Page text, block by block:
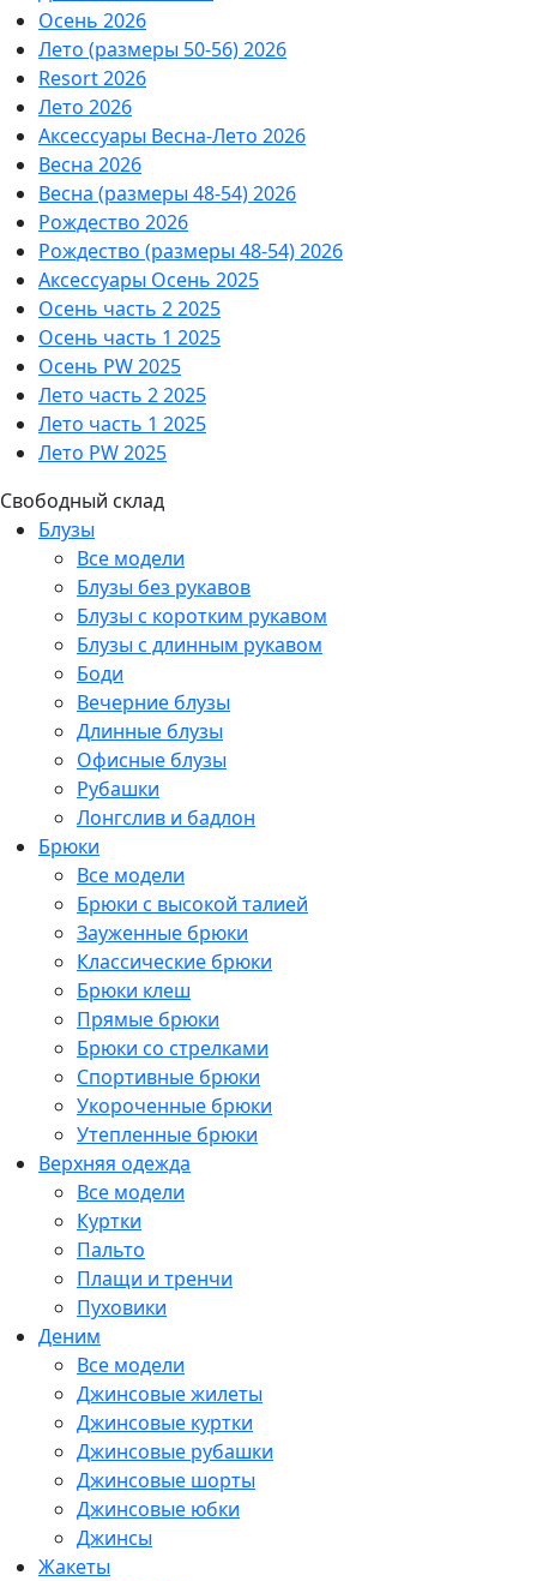
Осень 2026
Лето (размеры 50-56) 2026
Resort 2026
Лето 2026
Аксессуары Весна-Лето 2026
Весна 2026
Весна (размеры 48-54) 2026
Рождество 2026
Рождество (размеры 48-54) 2026
Аксессуары Осень 2025
Осень часть 2 2025
Осень часть 1 2025
Осень PW 2025
Лето часть 2 2025
Лето часть 1 2025
Лето PW 2025
Свободный склад
Блузы
Все модели
Блузы без рукавов
Блузы с коротким рукавом
Блузы с длинным рукавом
Боди
Вечерние блузы
Длинные блузы
Офисные блузы
Рубашки
Лонгслив и бадлон
Брюки
Все модели
Брюки с высокой талией
Зауженные брюки
Классические брюки
Брюки клеш
Прямые брюки
Брюки со стрелками
Спортивные брюки
Укороченные брюки
Утепленные брюки
Верхняя одежда
Все модели
Куртки
Пальто
Плащи и тренчи
Пуховики
Деним
Все модели
Джинсовые жилеты
Джинсовые куртки
Джинсовые рубашки
Джинсовые шорты
Джинсовые юбки
Джинсы
Жакеты